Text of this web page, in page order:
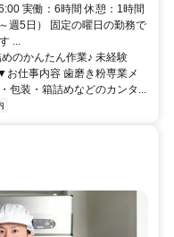
実働：6時間 休憩：1時間
週5日） 固定の曜日の勤務で
...
のかんたん作業♪ 未経験
仕事内容 歯磨き粉専業メ
包装・箱詰めなどのカンタ...